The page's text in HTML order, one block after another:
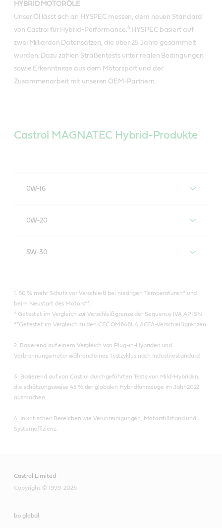
HYBRID MOTORÖLE
Unser Öl lässt sich an HYSPEC messen, dem neuen Standard
von Castrol für Hybrid-Performance.4HYSPEC basiert auf
zwei Milliarden Datensätzen, die über 25 Jahre gesammelt
wurden. Dazu zählen Straßentests unter realen Bedingungen
sowie Erkenntnisse aus dem Motorsport und der
Zusammenarbeit mit unseren OEM-Partnern.
Castrol MAGNATEC Hybrid-Produkte
0W-16
0W-20
5W-30
1. 50 % mehr Schutz vor Verschleiß bei niedrigen Temperaturen* und
beim Neustart des Motors**.
* Getestet im Vergleich zur Verschleißgrenze der Sequence IVA API SN.
**Getestet im Vergleich zu den CEC OM646LA ACEA-Verschleißgrenzen.
2. Basierend auf einem Vergleich von Plug-in-Hybriden und
Verbrennungsmotor während eines Testzyklus nach Industriestandard.
3. Basierend auf von Castrol durchgeführten Tests von Mild-Hybriden,
die schätzungsweise 45 % der globalen Hybridfahrzeuge im Jahr 2022
ausmachen.
4. In kritischen Bereichen wie Verunreinigungen, Motorstillstand und
Systemeffizienz.
Castrol Limited
Copyright © 1999-2026
bp global